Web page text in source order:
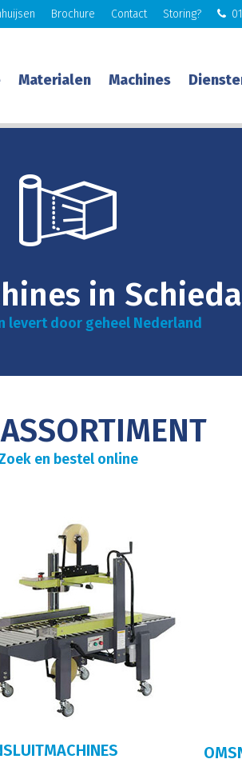
Brochure Contact Storing?
Materialen Machines
in
levert door geheel Nederland
en bestel online